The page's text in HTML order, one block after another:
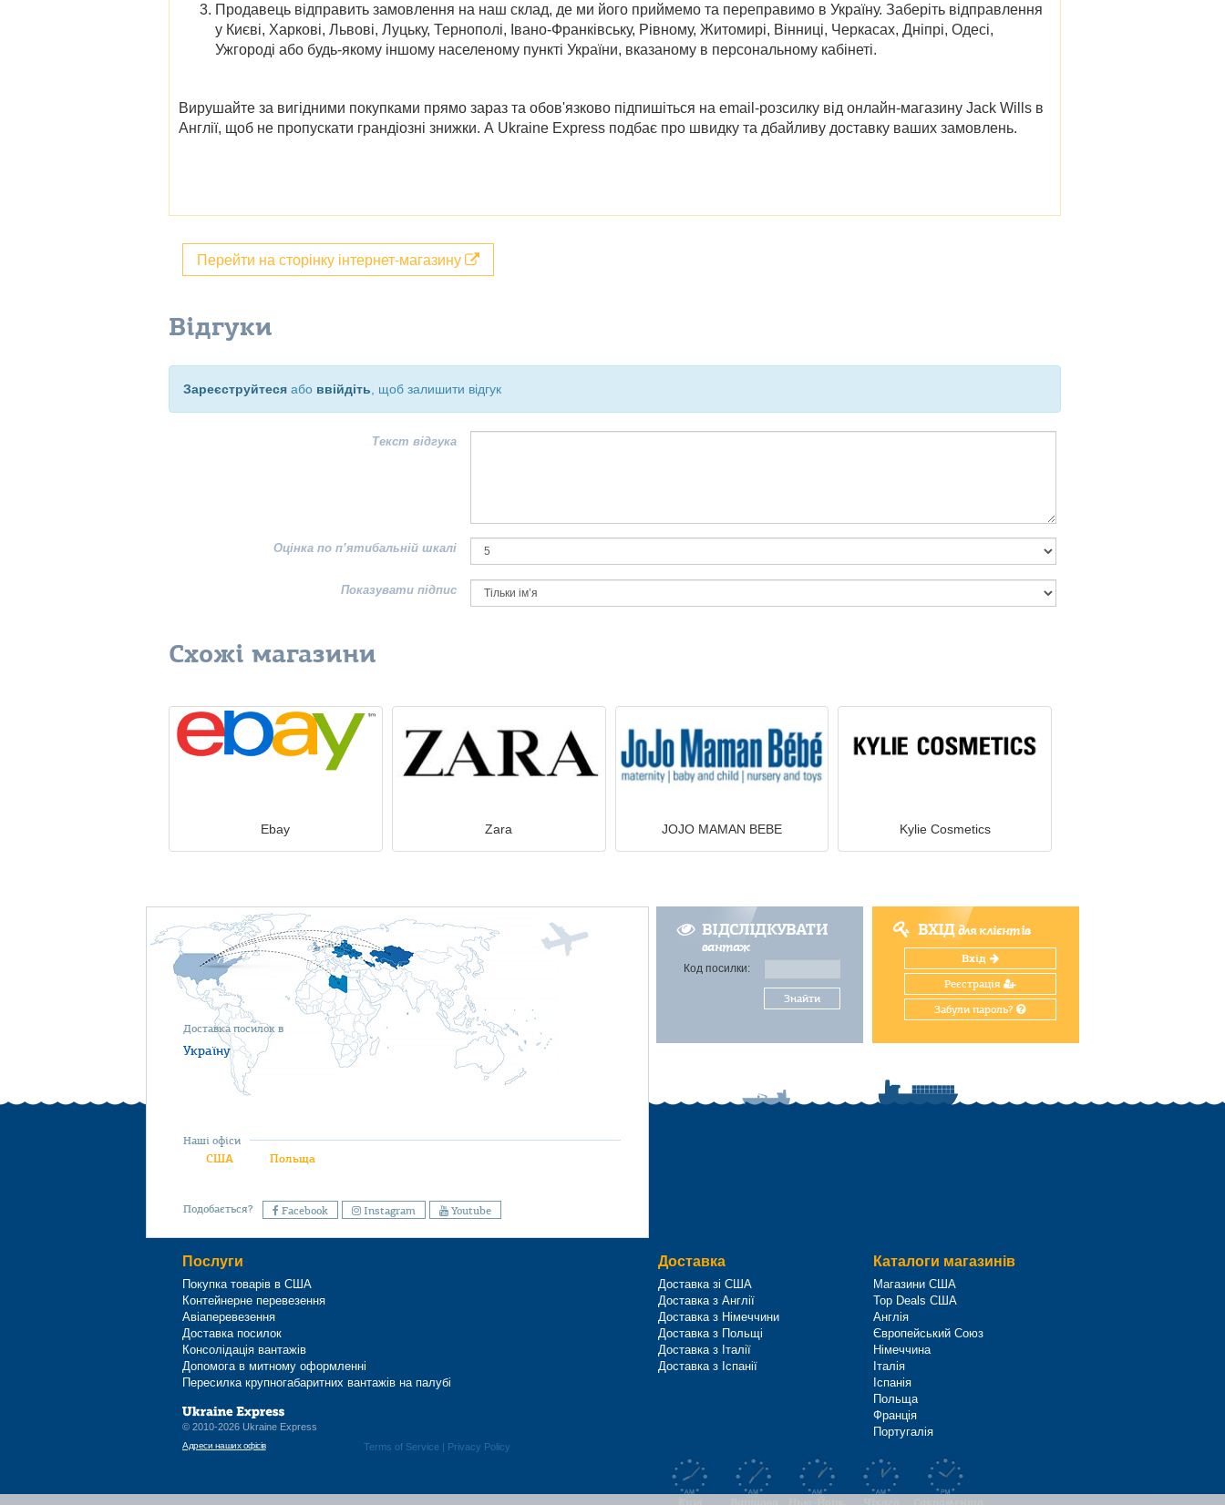
Продавець відправить замовлення на наш склад, де ми його приймемо та переправимо в Україну. Заберіть відправлення
у Києві, Харкові, Львові, Луцьку, Тернополі, Івано-Франківську, Рівному, Житомирі, Вінниці, Черкасах, Дніпрі, Одесі,
Ужгороді або будь-якому іншому населеному пункті України, вказаному в персональному кабінеті.
Вирушайте за вигідними покупками прямо зараз та обов'язково підпишіться на email-розсилку від онлайн-магазину Jack Wills в
Англії, щоб не пропускати грандіозні знижки. А Ukraine Express подбає про швидку та дбайливу доставку ваших замовлень.
Перейти на сторінку інтернет-магазину
Відгуки
Зареєструйтеся або ввійдіть , щоб залишити відгук
Текст відгука
Оцінка по п’ятибальній шкалі
Показувати підпис
Схожі магазини
Ebay Zara JOJO MAMAN BEBE Kylie Cosmetics
ВІДСЛІДКУВАТИ
вантаж
Код посилки:
Знайти
ВХІДдля клієнтів
Вхід
Реєстрація
Забули пароль?
Доставка посилок в
Україну
Наші офіси
США Польща
Подобається? Facebook Instagram Youtube
Послуги
Покупка товарів в США
Контейнерне перевезення
Авіаперевезення
Доставка посилок
Консолідація вантажів
Допомога в митному оформленні
Пересилка крупногабаритних вантажів на палубі
Terms of Service | Privacy Policy
© 2010-2026 Ukraine Express
Адреси наших офісів
Доставка
Доставка зі США
Доставка з Англії
Доставка з Німеччини
Доставка з Польщі
Доставка з Італії
Доставка з Іспанії
Каталоги магазинів
Магазини США
Top Deals США
Англія
Європейський Союз
Німеччина
Італія
Іспанія
Польща
Франція
Португалія